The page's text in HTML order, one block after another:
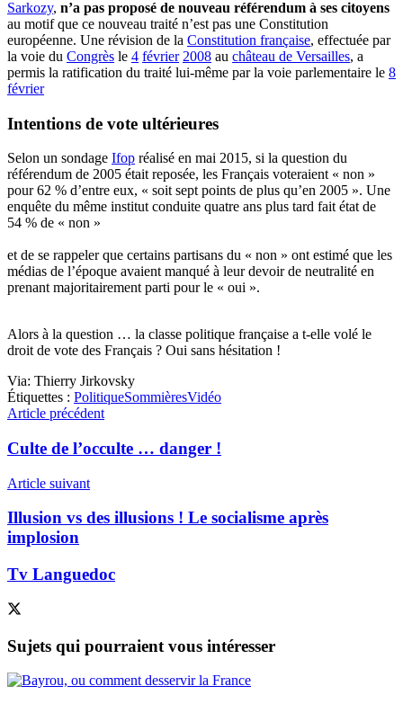
Sarkozy, n’a pas proposé de nouveau référendum à ses citoyens
au motif que ce nouveau traité n’est pas une Constitution
européenne. Une révision de la Constitution française, effectuée par
la voie du Congrès le 4 février 2008 au château de Versailles, a
permis la ratification du traité lui-même par la voie parlementaire le 8
février
Intentions de vote ultérieures
Selon un sondage Ifop réalisé en mai 2015, si la question du
référendum de 2005 était reposée, les Français voteraient « non »
pour 62 % d’entre eux, « soit sept points de plus qu’en 2005 ». Une
enquête du même institut conduite quatre ans plus tard fait état de
54 % de « non »
et de se rappeler que certains partisans du « non » ont estimé que les
médias de l’époque avaient manqué à leur devoir de neutralité en
prenant majoritairement parti pour le « oui ».
Alors à la question … la classe politique française a t-elle volé le
droit de vote des Français ? Oui sans hésitation !
Via: Thierry Jirkovsky
Étiquettes : PolitiqueSommièresVidéo
Article précédent
Culte de l’occulte … danger !
Article suivant
Illusion vs des illusions ! Le socialisme après
implosion
Tv Languedoc
Sujets qui pourraient vous intéresser